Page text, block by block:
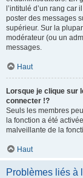
l’intitulé d’un rang car
poster des messages
supérieur. Sur la
modérateur (ou un
messages.
Haut
Lorsque je clique sur
connecter !?
Seuls les membres
la fonction a été
malveillante de la
Haut
Problèmes liés à